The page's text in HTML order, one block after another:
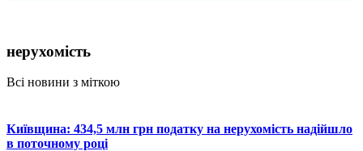
нерухомість
Всі новини з міткою
Київщина: 434,5 млн грн податку на нерухомість надійшло
в поточному році